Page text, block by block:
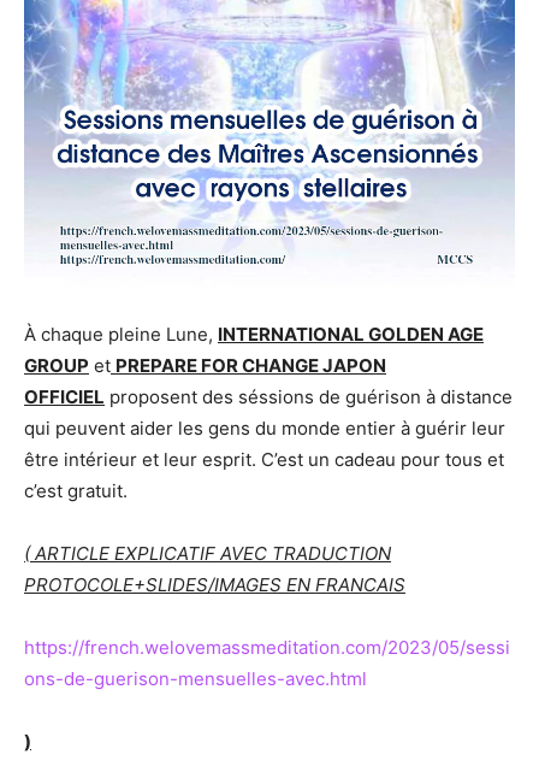
À chaque pleine Lune, INTERNATIONAL GOLDEN AGE
GROUP et PREPARE FOR CHANGE JAPON
OFFICIEL proposent des séssions de guérison à distance
qui peuvent aider les gens du monde entier à guérir leur
être intérieur et leur esprit. C’est un cadeau pour tous et
c’est gratuit.
( ARTICLE EXPLICATIF AVEC TRADUCTION
PROTOCOLE+SLIDES/IMAGES EN FRANCAIS
https://french.welovemassmeditation.com/2023/05/sessi
ons-de-guerison-mensuelles-avec.html
)